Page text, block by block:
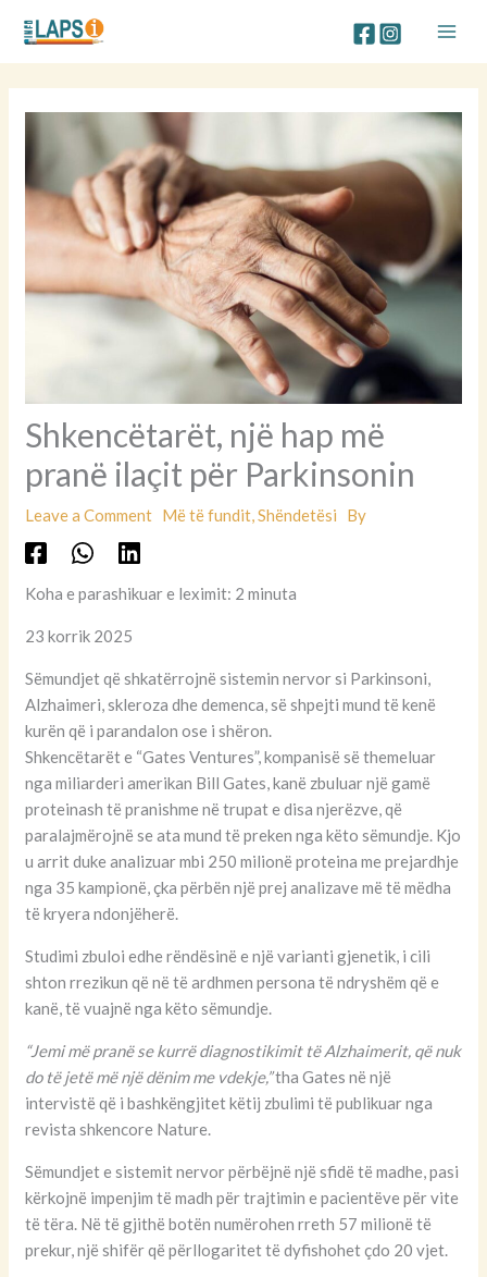
content
Shkencëtarët, një hap më
pranë ilaçit për Parkinsonin
Leave a Comment Më të fundit,Shëndetësi By
Koha e parashikuar e leximit: 2 minuta
23 korrik 2025
Sëmundjet që shkatërrojnë sistemin nervor si Parkinsoni,
Alzhaimeri, skleroza dhe demenca, së shpejti mund të kenë
kurën që i parandalon ose i shëron.
Shkencëtarët e “Gates Ventures”, kompanisë së themeluar
nga miliarderi amerikan Bill Gates, kanë zbuluar një gamë
proteinash të pranishme në trupat e disa njerëzve, që
paralajmërojnë se ata mund të preken nga këto sëmundje. Kjo
u arrit duke analizuar mbi 250 milionë proteina me prejardhje
nga 35 kampionë, çka përbën një prej analizave më të mëdha
të kryera ndonjëherë.
Studimi zbuloi edhe rëndësinë e një varianti gjenetik, i cili
shton rrezikun që në të ardhmen persona të ndryshëm që e
kanë, të vuajnë nga këto sëmundje.
“Jemi më pranë se kurrë diagnostikimit të Alzhaimerit, që nuk
do të jetë më një dënim me vdekje,”tha Gates në një
intervistë që i bashkëngjitet këtij zbulimi të publikuar nga
revista shkencore Nature.
Sëmundjet e sistemit nervor përbëjnë një sfidë të madhe, pasi
kërkojnë impenjim të madh për trajtimin e pacientëve për vite
të tëra. Në të gjithë botën numërohen rreth 57 milionë të
prekur, një shifër që përllogaritet të dyfishohet çdo 20 vjet.